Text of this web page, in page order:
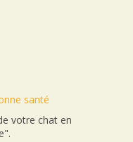
santé
votre chat en